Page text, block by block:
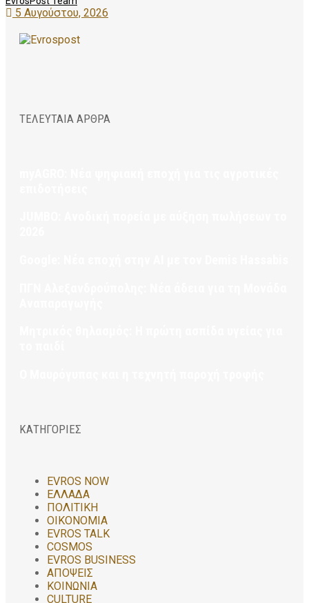
5 Αυγούστου, 2026
ΤΕΛΕΥΤΑΙΑ ΑΡΘΡΑ
ΚΑΤΗΓΟΡΙΕΣ
EVROS NOW
ΕΛΛΑΔΑ
ΠΟΛΙΤΙΚΗ
ΟΙΚΟΝΟΜΙΑ
EVROS TALK
COSMOS
EVROS BUSINESS
ΑΠΟΨΕΙΣ
ΚΟΙΝΩΝΙΑ
CULTURE